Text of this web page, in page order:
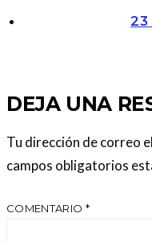
23
DEJA UNA
Tu dirección de correo
campos obligatorios
COMENTARIO *